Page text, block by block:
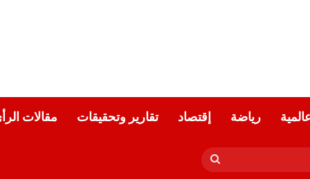
رياضة إقتصاد تقارير وتحقيقات مقالات
بحث